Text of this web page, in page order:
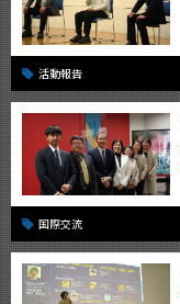
活動報告
国際交流